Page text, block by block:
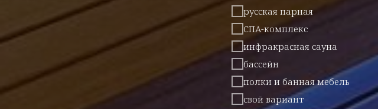
русская парная
СПА-комплекс
инфракрасная сауна
бассейн
полки и банная мебель
свой вариант